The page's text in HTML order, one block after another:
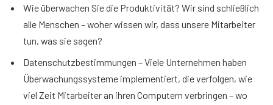
Wie überwachen Sie die Produktivität? Wir sind schließlich
alle Menschen – woher wissen wir, dass unsere Mitarbeiter
tun, was sie sagen?
Datenschutzbestimmungen – Viele Unternehmen haben
Überwachungssysteme implementiert, die verfolgen, wie
viel Zeit Mitarbeiter an ihren Computern verbringen – wo